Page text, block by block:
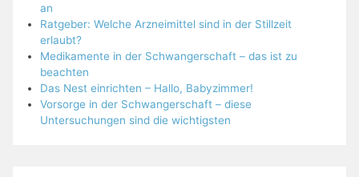
an
Ratgeber: Welche Arzneimittel sind in der Stillzeit
erlaubt?
Medikamente in der Schwangerschaft – das ist zu
beachten
Das Nest einrichten – Hallo, Babyzimmer!
Vorsorge in der Schwangerschaft – diese
Untersuchungen sind die wichtigsten